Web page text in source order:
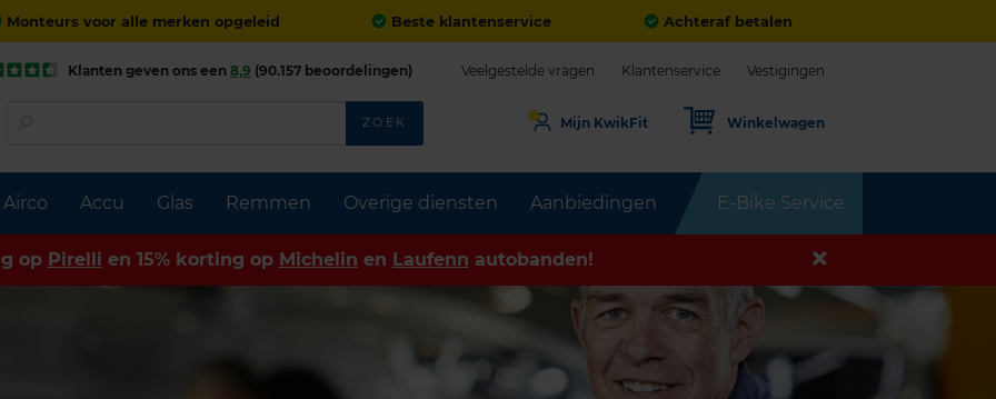
Monteurs voor alle merken opgeleid Beste klantenservice Achteraf betalen
Airco Accu Glas Remmen Overige diensten Aanbiedingen E-Bike Service
Klanten geven ons een 8,9 (90.157 beoordelingen) Veelgestelde vragen Klantenservice Vestigingen
ZOEK Mijn KwikFit Winkelwagen
op Pirelli en 15% korting op Michelin en Laufenn autobanden!